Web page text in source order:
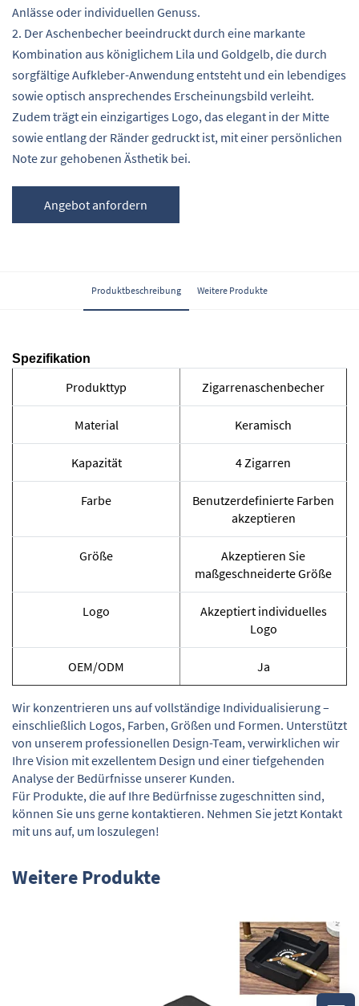
Anlässe oder individuellen Genuss.
2. Der Aschenbecher beeindruckt durch eine markante
Kombination aus königlichem Lila und Goldgelb, die durch
sorgfältige Aufkleber-Anwendung entsteht und ein lebendiges
sowie optisch ansprechendes Erscheinungsbild verleiht.
Zudem trägt ein einzigartiges Logo, das elegant in der Mitte
sowie entlang der Ränder gedruckt ist, mit einer persönlichen
Note zur gehobenen Ästhetik bei.
Angebot anfordern
Produktbeschreibung Weitere Produkte
Spezifikation
Produkttyp Zigarrenaschenbecher
Material Keramisch
Kapazität 4 Zigarren
Farbe
Benutzerdefinierte Farben
akzeptieren
Größe
Akzeptieren Sie
maßgeschneiderte Größe
Logo
Akzeptiert individuelles
Logo
OEM/ODM Ja
Wir konzentrieren uns auf vollständige Individualisierung –
einschließlich Logos, Farben, Größen und Formen. Unterstützt
von unserem professionellen Design-Team, verwirklichen wir
Ihre Vision mit exzellentem Design und einer tiefgehenden
Analyse der Bedürfnisse unserer Kunden.
Für Produkte, die auf Ihre Bedürfnisse zugeschnitten sind,
können Sie uns gerne kontaktieren. Nehmen Sie jetzt Kontakt
mit uns auf, um loszulegen!
Weitere Produkte